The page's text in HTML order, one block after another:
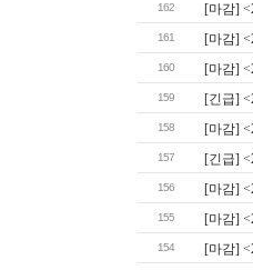
162 [마감]
161 [마감]
160 [마감]
159 [긴급]
158 [마감]
157 [긴급]
156 [마감]
155 [마감]
154 [마감]